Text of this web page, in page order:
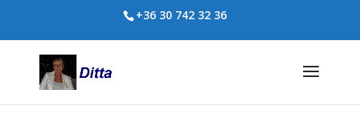
+36 30 742 32 36